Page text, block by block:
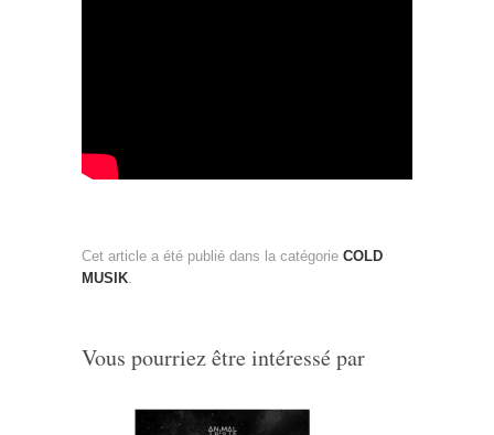
Cet article a été publié dans la catégorie COLD
MUSIK
Vous pourriez être intéressé par